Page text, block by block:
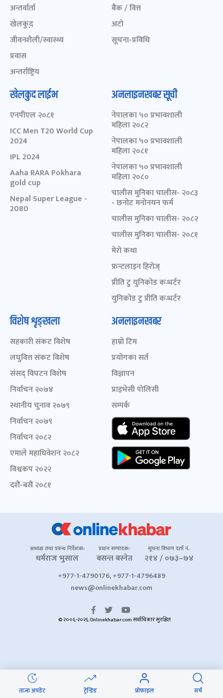
ताजा अपडेट ट्रेन्डिङ प्रोफाइल सर्च
अन्तर्वार्ता
खेलकुद़़
जीवनशैली/स्वास्थ्य
प्रवास
अन्तर्राष्ट्रिय
बैंक / वित्त
अटो
सूचना-प्रविधि
खेलकुद लाईभ
एनपीएल २०८१
ICC Men T20 World Cup
2024
IPL 2024
Aaha RARA Pokhara
gold cup
Nepal Super League -
2080
अनलाइनखबर सूची
नेपालका ५० प्रभावशाली
महिला २०८२
नेपालका ५० प्रभावशाली
महिला २०८१
नेपालका ५० प्रभावशाली
महिला २०८०
चालीस मुनिका चालीस- २०८३
- छनोट मनोनयन फर्म
चालीस मुनिका चालीस- २०८२
चालीस मुनिका चालीस- २०८१
मेरो कथा
फ्रन्टलाइन हिरोज्
प्रीति टु युनिकोड कन्भर्टर
युनिकोड टु प्रीति कन्भर्टर
विशेष शृङ्खला
सहकारी संकट विशेष
लघुवित्त संकट विशेष
संसद् विघटन विशेष
निर्वाचन २०७४
स्थानीय चुनाव २०७९
निर्वाचन २०७९
निर्वाचन २०८२
एमाले महाधिवेशन २०८२
विश्वकप २०२२
दशैं-बसैं २०८१
अनलाइनखबर
हाम्रो टिम
प्रयोगका सर्त
विज्ञापन
प्राइभेसी पोलिसी
सम्पर्क
अध्यक्ष तथा प्रबन्ध निर्देशक:
धर्मराज भुसाल
प्रधान सम्पादक:
बसन्त बस्नेत
सूचना विभाग दर्ता नं.
२१४ / ०७३–७४
+977-1-4790176, +977-1-4796489
news@onlinekhabar.com
© २००६-२०२६ Onlinekhabar.com सर्वाधिकार सुरक्षित